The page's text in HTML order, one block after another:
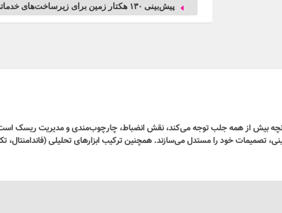
پیش‌بینی ۱۳۰ هکتار زمین برای زیرساخت‌های خدماتی راه‌آهن چابهار – زاهدان
بیش از همه جلب توجه می‌کند، نقش انضباط، چارچوب‌مندی و مدیریت ریسک
خود را مستدل می‌سازند. همچنین ترکیب ابزارهای تحلیلی (فاندامنتال،